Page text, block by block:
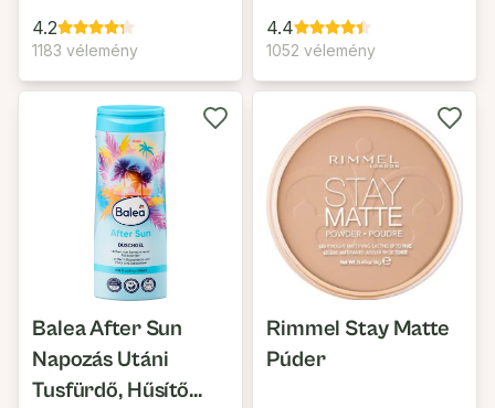
4.2
1183 vélemény
4.4
1052 vélemény
Balea After Sun
Napozás Utáni
Tusfürdő, Hűsítő
Rimmel Stay Matte
Púder